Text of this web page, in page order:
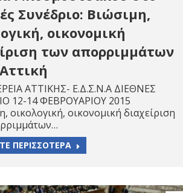
Συνέδριο: Βιώσιμη,
οικονομική
των απορριμμάτων
ΑΤΤΙΚΗΣ- Ε.Δ.Σ.Ν.Α ΔΙΕΘΝΕΣ
12-14 ΦΕΒΡΟΥΑΡΙΟΥ 2015
οικολογική, οικονομική διαχείριση
ΠΕΡΙΣΣΟΤΕΡΑ